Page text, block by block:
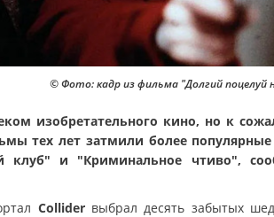
© Фото: кадр из фильма "Долгий поцелуй
изобретательного кино, но к
тех лет затмили более
клуб" и "Криминальное чтиво",
Collider выбрал десять забытых